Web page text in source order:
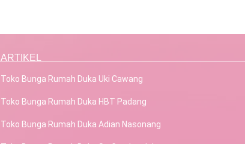
ARTIKEL
Toko Bunga Rumah Duka Uki Cawang
Toko Bunga Rumah Duka HBT Padang
Toko Bunga Rumah Duka Adian Nasonang